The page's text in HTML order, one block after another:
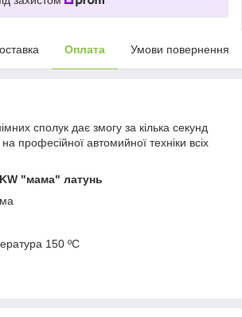
Оплата Умови повернення
сполук дає змогу за кілька секунд
професійної автомийної техніки всіх
"мама" латунь
150 ºC